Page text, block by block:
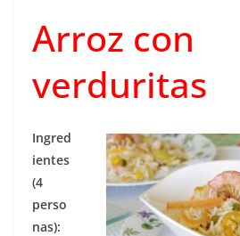
Arroz con
verduritas
Ingred
ientes
(4
perso
nas):